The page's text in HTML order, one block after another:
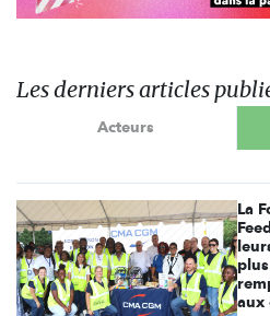
Les derniers articles
Acteurs
La
aux